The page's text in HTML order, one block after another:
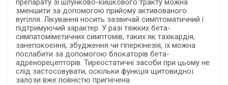
препарату зі шлунково-кишкового тракту можна
зменшити за допомогою прийому активованого
вугілля. Лікування носить зазвичай симптоматичний і
підтримуючий характер. У разі тяжких бета-
симпатоміметичних симптомів, таких як тахікардія,
занепокоєння, збудження чи гіперкінезія, їх можна
послабити за допомогою блокаторів бета-
адренорецепторів. Тиреостатичні засоби при цьому не
слід застосовувати, оскільки функція щитовидної
залози вже повністю пригнічена.